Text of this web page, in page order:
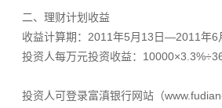
二、理财计划收益
收益计算期：2011年5月13日—2011年6
投资人每万元投资收益：
投资人可登录富滇银行网站（